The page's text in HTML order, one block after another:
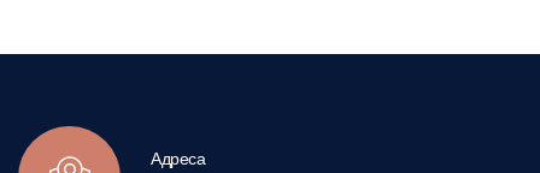
Адреса